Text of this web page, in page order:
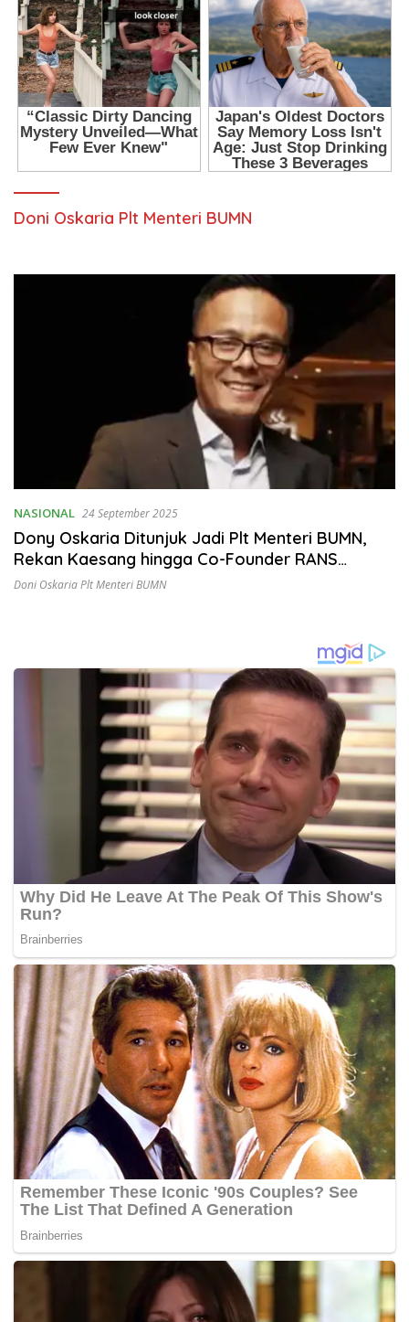
Doni Oskaria Plt Menteri BUMN
NASIONAL 24 September 2025
Dony Oskaria Ditunjuk Jadi Plt Menteri BUMN,
Rekan Kaesang hingga Co-Founder RANS
Entertainment
Doni Oskaria Plt Menteri BUMN